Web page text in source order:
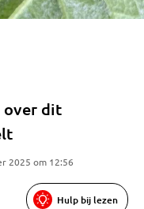
over dit
2025 om 12:56
Hulp bij lezen